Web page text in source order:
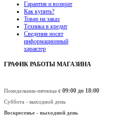
Гарантия и возврат
Как купить?
Товар на заказ
Техника в кредит
Сведения носят
информационный
характер
ГРАФИК РАБОТЫ МАГАЗИНА
Понедельник-пятница с 09:00 до 18:00
Суббота - выходной день
Воскресенье - выходной день